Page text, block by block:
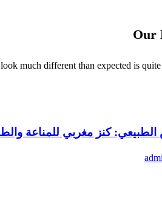
Our
much different than expected is
كنز مغربي للمناعة